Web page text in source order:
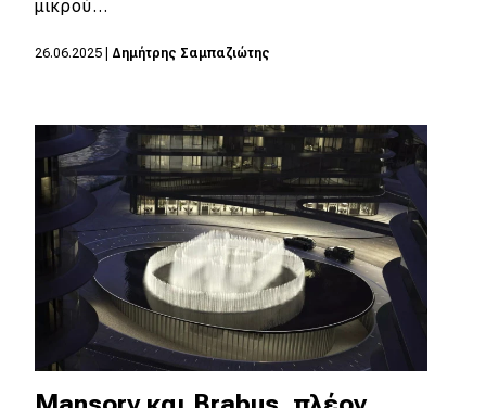
μικρού…
26.06.2025 Δημήτρης Σαμπαζιώτης